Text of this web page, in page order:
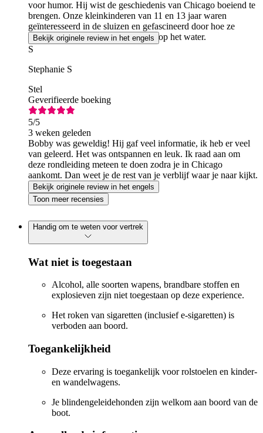
voor humor. Hij wist de geschiedenis van Chicago boeiend te
brengen. Onze kleinkinderen van 11 en 13 jaar waren
geïnteresseerd in de sluizen en gefascineerd door hoe ze
werken. Het was een heerlijke dag op het water.
Bekijk originele review in het engels
S
Stephanie S
Stel
Geverifieerde boeking
5/5
3 weken geleden
Bobby was geweldig! Hij gaf veel informatie, ik heb er veel
van geleerd. Het was ontspannen en leuk. Ik raad aan om
deze rondleiding meteen te doen zodra je in Chicago
aankomt. Dan weet je de rest van je verblijf waar je naar kijkt.
10/10
Bekijk originele review in het engels
Toon meer recensies
Handig om te weten voor vertrek
Wat niet is toegestaan
Alcohol, alle soorten wapens, brandbare stoffen en
explosieven zijn niet toegestaan op deze experience.
Het roken van sigaretten (inclusief e-sigaretten) is
verboden aan boord.
Toegankelijkheid
Deze ervaring is toegankelijk voor rolstoelen en kinder-
en wandelwagens.
Je blindengeleidehonden zijn welkom aan boord van de
boot.